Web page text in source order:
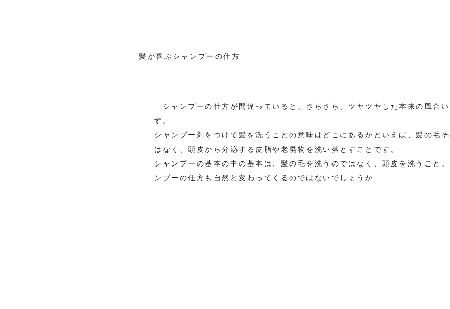
髪が喜ぶシャンプーの仕方
シャンプーの仕方が間違っていると、さらさら、ツヤツヤした本来の風合い
す。
シャンプー剤をつけて髪を洗うことの意味はどこにあるかといえば、髪の毛
はなく、頭皮から分泌する皮脂や老廃物を洗い落とすことです。
シャンプーの基本の中の基本は、髪の毛を洗うのではなく、頭皮を洗うこと
ンプーの仕方も自然と変わってくるのではないでしょうか